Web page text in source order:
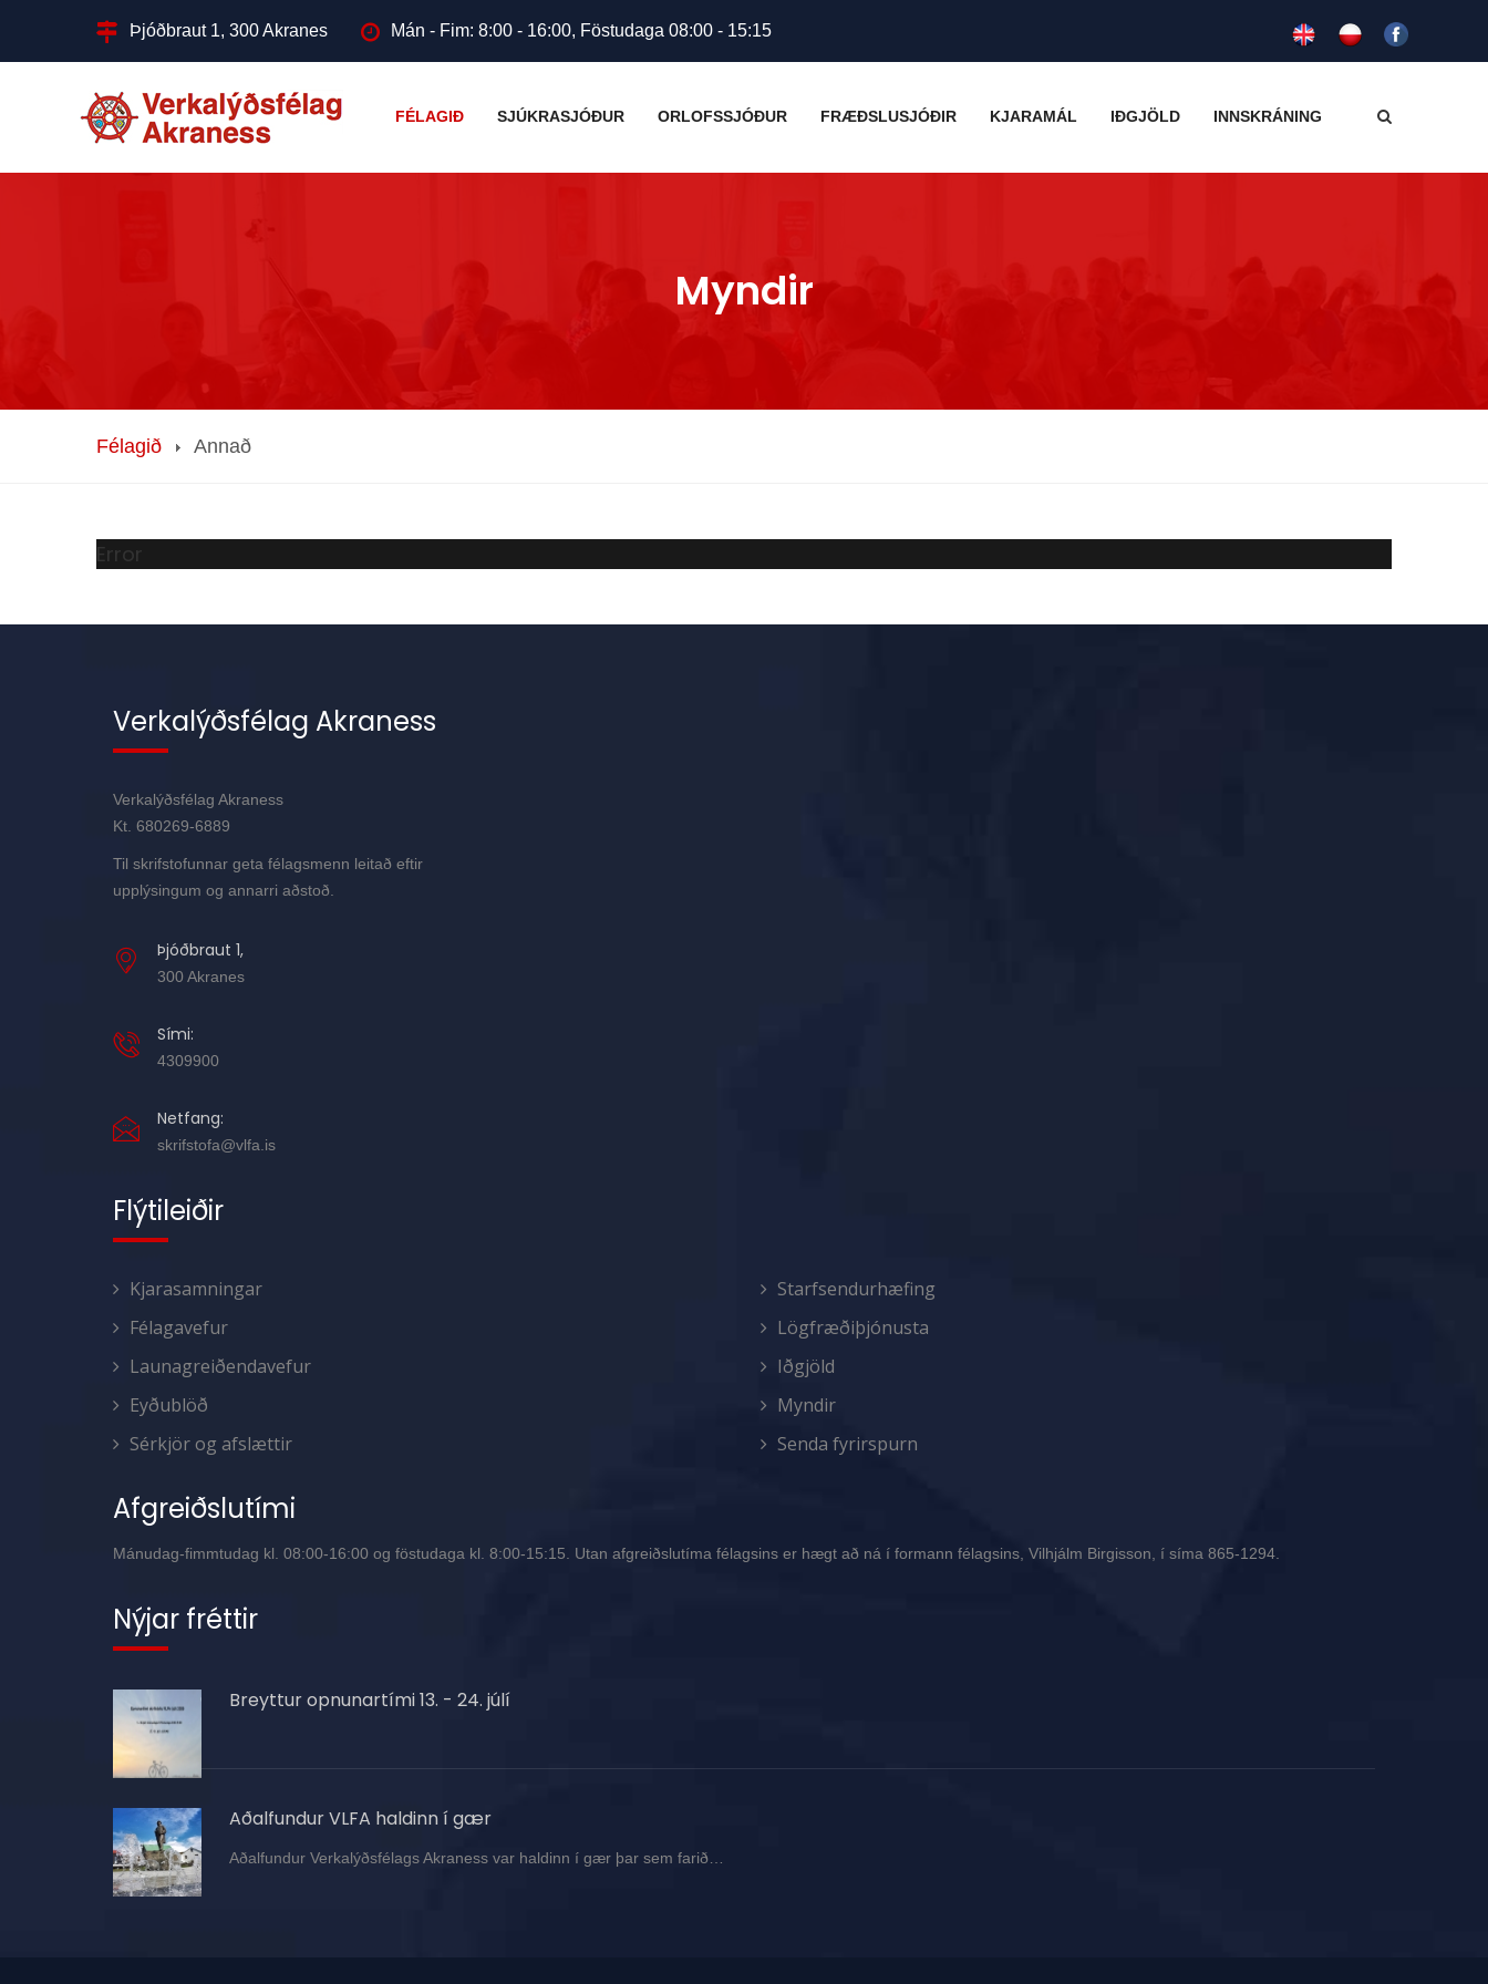
Þjóðbraut 1, 300 Akranes Mán - Fim: 8:00 - 16:00, Föstudaga 08:00 - 15:15
FÉLAGIÐ SJÚKRASJÓÐUR ORLOFSSJÓÐUR FRÆÐSLUSJÓÐIR KJARAMÁL IÐGJÖLD INNSKRÁNING
Myndir
Félagið Annað
Error
Verkalýðsfélag Akraness
Verkalýðsfélag Akraness
Kt. 680269-6889
Til skrifstofunnar geta félagsmenn leitað eftir
upplýsingum og annarri aðstoð.
Þjóðbraut 1,
300 Akranes
Sími:
4309900
Netfang:
skrifstofa@vlfa.is
Flýtileiðir
Kjarasamningar
Félagavefur
Launagreiðendavefur
Eyðublöð
Sérkjör og afslættir
Starfsendurhæfing
Lögfræðiþjónusta
Iðgjöld
Myndir
Senda fyrirspurn
Afgreiðslutími
Mánudag-fimmtudag kl. 08:00-16:00 og föstudaga kl. 8:00-15:15. Utan afgreiðslutíma félagsins er hægt að ná í formann félagsins, Vilhjálm Birgisson, í síma 865-1294.
Nýjar fréttir
Breyttur opnunartími 13. - 24. júlí
Aðalfundur VLFA haldinn í gær
Aðalfundur Verkalýðsfélags Akraness var haldinn í gær þar sem farið…